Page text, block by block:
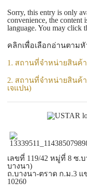
Sorry, this entry is only
convenience, the content
language. You may click
คลิกเพื่อเลือกอ่านตาม
1. สถานที่จำหน่ายสินค้
2. สถานที่จำหน่ายสินค้า
เจแปน)
เลขที่ 119/42 หมู่ที่ 8 ซ.
บางนา)
ถ.บางนา-ตราด ก.ม.3 แ
10260